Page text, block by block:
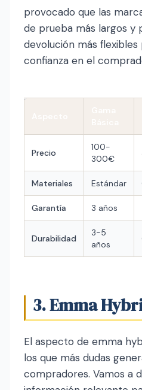
provocado que las
de prueba más largos y
devolución más
confianza en el
Precio
100-
300€
Materiales Estándar
Garantía 3 años
Durabilidad
3-5
años
3. Emma
El aspecto de emma
los que más dudas
compradores. Vamos a